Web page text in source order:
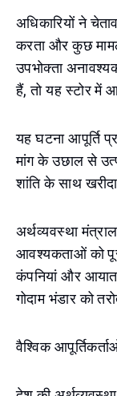
अधिकारियों ने
करता और कुछ
उपभोक्ता
हैं, तो यह स्टोर में
यह घटना आपूर्ति
मांग के उछाल से
शांति के साथ
अर्थव्यवस्था
आवश्यकताओं को
कंपनियां और
गोदाम भंडार को
वैश्विक